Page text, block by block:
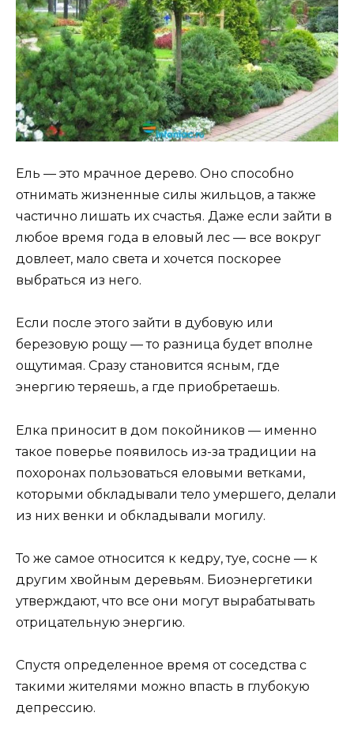
Ель — это мрачное дерево. Оно способно
отнимать жизненные силы жильцов, а также
частично лишать их счастья. Даже если зайти в
любое время года в еловый лес — все вокруг
довлеет, мало света и хочется поскорее
выбраться из него.
Если после этого зайти в дубовую или
березовую рощу — то разница будет вполне
ощутимая. Сразу становится ясным, где
энергию теряешь, а где приобретаешь.
Елка приносит в дом покойников — именно
такое поверье появилось из-за традиции на
похоронах пользоваться еловыми ветками,
которыми обкладывали тело умершего, делали
из них венки и обкладывали могилу.
То же самое относится к кедру, туе, сосне — к
другим хвойным деревьям. Биоэнергетики
утверждают, что все они могут вырабатывать
отрицательную энергию.
Спустя определенное время от соседства с
такими жителями можно впасть в глубокую
депрессию.